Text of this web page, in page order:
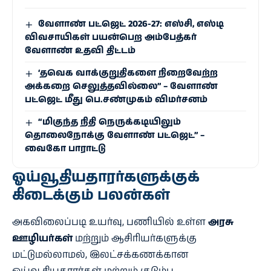
வேளாண் பட்ஜெட் 2026-27: எஸ்சி, எஸ்டி
விவசாயிகள் பயன்பெற அம்பேத்கர்
வேளாண் உதவி திட்டம்
‘தவெக வாக்குறுதிகளை நிறைவேற்ற
அக்கறை செலுத்தவில்லை” – வேளாண்
பட்ஜெட் மீது பெ.சண்முகம் விமர்சனம்
“மிகுந்த நிதி நெருக்கடியிலும்
தொலைநோக்கு வேளாண் பட்ஜெட்” –
வைகோ பாராட்டு
ஓய்வூதியதாரர்களுக்குக்
கிடைக்கும் பலன்கள்
அகவிலைப்படி உயர்வு, பணியில் உள்ளஅரசு
ஊழியர்கள்மற்றும் ஆசிரியர்களுக்கு
மட்டுமல்லாமல், இலட்சக்கணக்கான